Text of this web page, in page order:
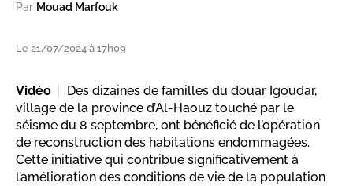
Par Mouad Marfouk
Le 21/07/2024 à 17h09
Vidéo
Des dizaines de familles du douar Igoudar,
village de la province d’Al-Haouz touché par le
séisme du 8 septembre, ont bénéficié de l’opération
de reconstruction des habitations endommagées.
Cette initiative qui contribue significativement à
l’amélioration des conditions de vie de la population